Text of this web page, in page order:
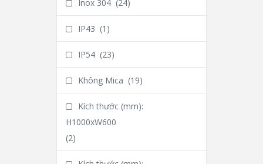
Inox 304 (24)
IP43 (1)
IP54 (23)
Không Mica (19)
Kích thước (mm):
H1000xW600
(2)